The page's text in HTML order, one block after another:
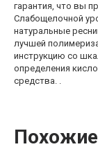
гарантия, что вы
Слабощелочной
натуральные
лучшей
инструкцию со
определения
средства. .